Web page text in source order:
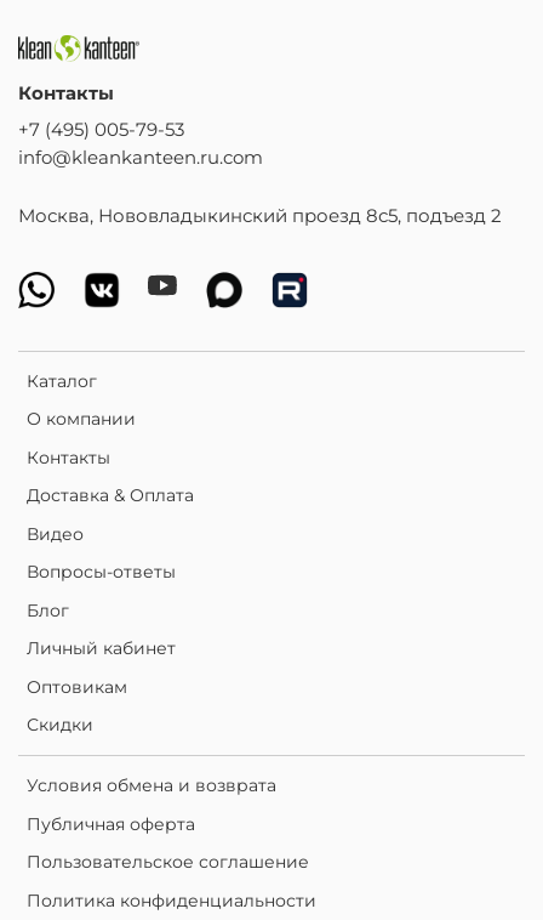
Каталог
О компании
Контакты
Доставка & Оплата
Видео
Вопросы-ответы
Блог
Личный кабинет
Оптовикам
Скидки
Условия обмена и возврата
Публичная оферта
Пользовательское соглашение
Политика конфиденциальности
Контакты
+7 (495) 005-79-53
info@kleankanteen.ru.com
Москва, Нововладыкинский проезд 8с5, подъезд 2